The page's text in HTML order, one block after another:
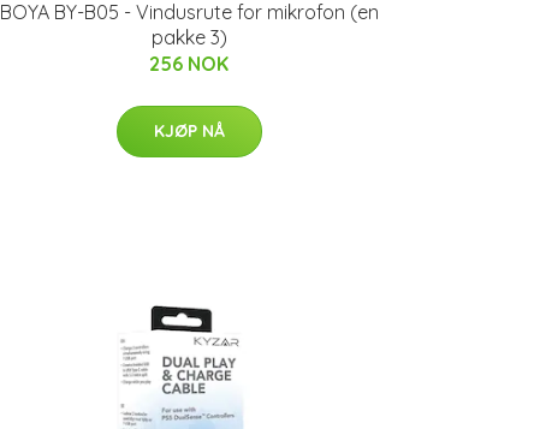
BOYA BY-B05 - Vindusrute for mikrofon (en
pakke 3)
256 NOK
KJØP NÅ